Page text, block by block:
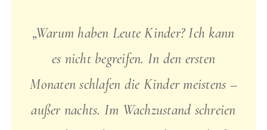
„Warum haben Leute Kinder? Ich kann
es nicht begreifen. In den ersten
Monaten schlafen die Kinder meistens –
außer nachts. Im Wachzustand schreien